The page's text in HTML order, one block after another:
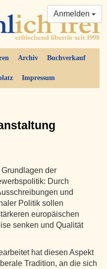
Archiv Buchverkauf
Impressum
Anmelden
der
Durch
und
Politik sollen
europäischen
senken und Qualität
hat diesen Aspekt
Tradition, an die sich